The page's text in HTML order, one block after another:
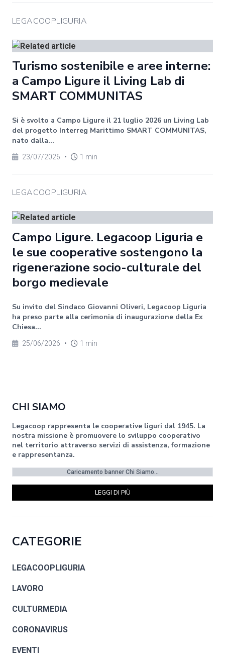
LEGACOOPLIGURIA
Turismo sostenibile e aree interne:
a Campo Ligure il Living Lab di
SMART COMMUNITAS
Si è svolto a Campo Ligure il 21 luglio 2026 un Living Lab
del progetto Interreg Marittimo SMART COMMUNITAS,
nato dalla...
23/07/2026 • 1 min
LEGACOOPLIGURIA
Campo Ligure. Legacoop Liguria e
le sue cooperative sostengono la
rigenerazione socio-culturale del
borgo medievale
Su invito del Sindaco Giovanni Oliveri, Legacoop Liguria
ha preso parte alla cerimonia di inaugurazione della Ex
Chiesa...
25/06/2026 • 1 min
CHI SIAMO
Legacoop rappresenta le cooperative liguri dal 1945. La
nostra missione è promuovere lo sviluppo cooperativo
nel territorio attraverso servizi di assistenza, formazione
e rappresentanza.
Caricamento banner Chi Siamo...
LEGGI DI PIÙ
CATEGORIE
LEGACOOPLIGURIA
LAVORO
CULTURMEDIA
CORONAVIRUS
EVENTI